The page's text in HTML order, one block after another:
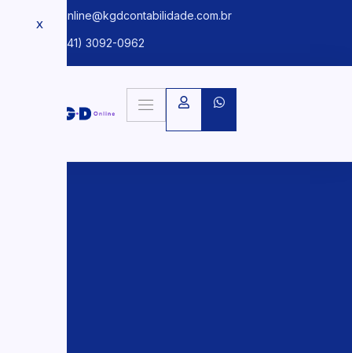
kgdonline@kgdcontabilidade.com.br
+55 (41) 3092-0962
X